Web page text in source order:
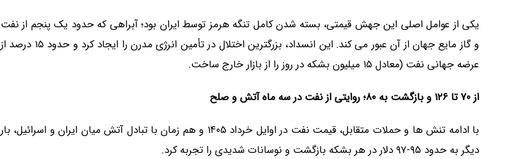
یکی از عوامل اصلی این جهش قیمتی، بسته شدن کامل تنگه هرمز توسط ایران بود؛ آبراهی که حدود یک پنجم از نفت
و گاز مایع جهان از آن عبور می کند. این انسداد، بزرگترین اختلال در تأمین انرژی مدرن را ایجاد کرد و حدود ۱۵ درصد از
عرضه جهانی نفت (معادل ۱۵ میلیون بشکه در روز را از بازار خارج ساخت.
از۷۰تا ۱۲۶ و بازگشت به ۸۰؛ روایتی از نفت در سه ماه آتش و صلح
با ادامه تنش ها و حملات متقابل، قیمت نفت در اوایل خرداد ۱۴۰۵ و هم زمان با تبادل آتش میان ایران و اسرائیل، بار
دیگر به حدود ۹۵-۹۷ دلار در هر بشکه بازگشت و نوسانات شدیدی را تجربه کرد.